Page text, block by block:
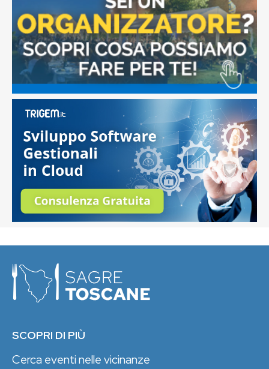
SCOPRI DI PIÙ
Cerca eventi nelle vicinanze